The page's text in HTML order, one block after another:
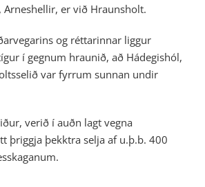
er við Hraunsholt.
og réttarinnar liggur
í gegnum hraunið, að Hádegishól,
var fyrrum sunnan undir
verið í auðn lagt vegna
þriggja þekktra selja af u.þ.b. 400